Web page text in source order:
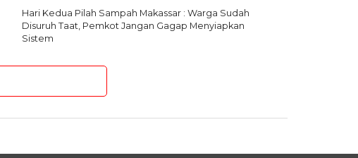
Hari Kedua Pilah Sampah Makassar : Warga Sudah
Disuruh Taat, Pemkot Jangan Gagap Menyiapkan
Sistem